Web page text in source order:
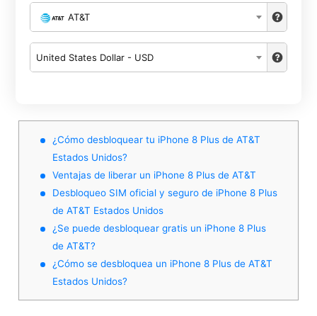
AT&T
United States Dollar - USD
¿Cómo desbloquear tu iPhone 8 Plus de AT&T
Estados Unidos?
Ventajas de liberar un iPhone 8 Plus de AT&T
Desbloqueo SIM oficial y seguro de iPhone 8 Plus
de AT&T Estados Unidos
¿Se puede desbloquear gratis un iPhone 8 Plus
de AT&T?
¿Cómo se desbloquea un iPhone 8 Plus de AT&T
Estados Unidos?